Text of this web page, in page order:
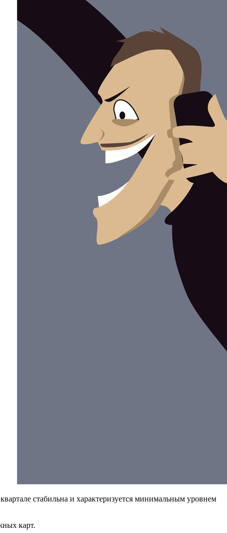
стабильна и характеризуется минимальным уровнем
карт.